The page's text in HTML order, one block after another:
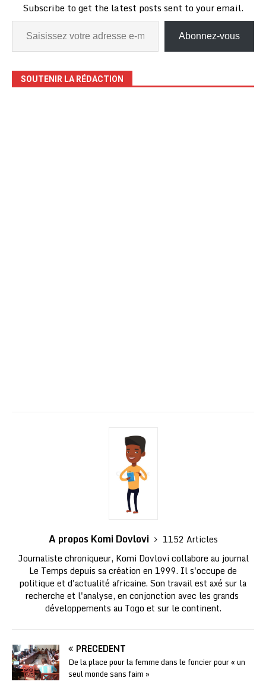
essentiellement…
Subscribe to get the latest posts sent to your email.
Abonnez-vous
SOUTENIR LA RÉDACTION
A propos Komi Dovlovi
1152 Articles
Journaliste chroniqueur, Komi Dovlovi collabore au journal
Le Temps depuis sa création en 1999. Il s'occupe de
politique et d'actualité africaine. Son travail est axé sur la
recherche et l'analyse, en conjonction avec les grands
développements au Togo et sur le continent.
PRÉCÉDENT
De la place pour la femme dans le foncier pour « un
seul monde sans faim »